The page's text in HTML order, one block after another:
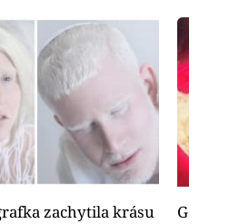
zachytila krásu
Geniální